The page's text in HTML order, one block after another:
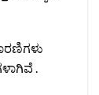
.